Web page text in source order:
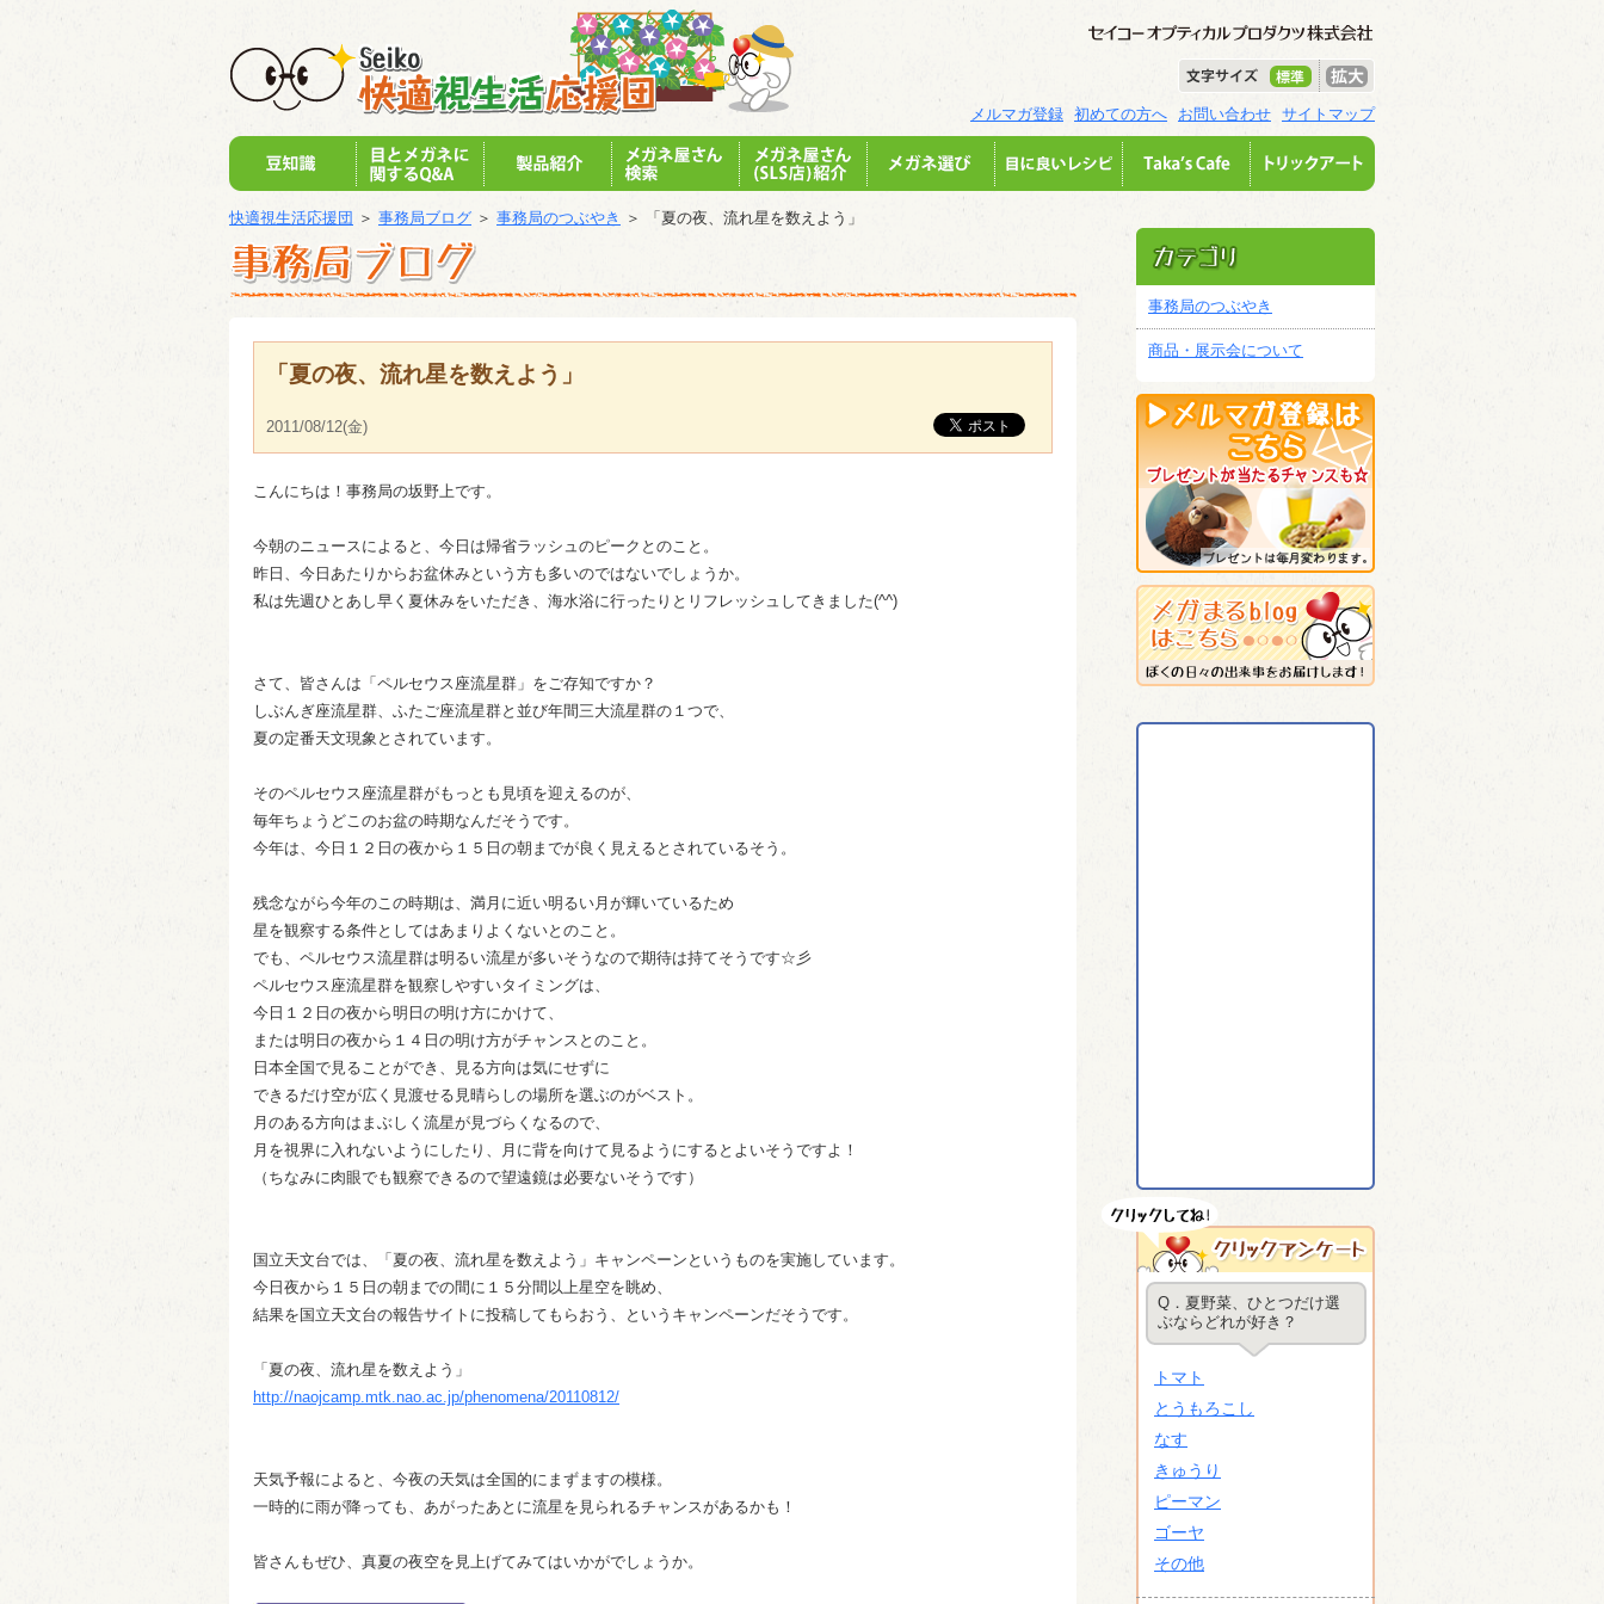
メルマガ登録 初めての方へ お問い合わせ サイトマップ
快適視生活応援団 ＞ 事務局ブログ ＞ 事務局のつぶやき ＞ 「夏の夜、流れ星を数えよう」
「夏の夜、流れ星を数えよう」
2011/08/12(金)
こんにちは！事務局の坂野上です。
今朝のニュースによると、今日は帰省ラッシュのピークとのこと。
昨日、今日あたりからお盆休みという方も多いのではないでしょうか。
私は先週ひとあし早く夏休みをいただき、海水浴に行ったりとリフレッシュしてきました(^^)
さて、皆さんは「ペルセウス座流星群」をご存知ですか？
しぶんぎ座流星群、ふたご座流星群と並び年間三大流星群の１つで、
夏の定番天文現象とされています。
そのペルセウス座流星群がもっとも見頃を迎えるのが、
毎年ちょうどこのお盆の時期なんだそうです。
今年は、今日１２日の夜から１５日の朝までが良く見えるとされているそう。
残念ながら今年のこの時期は、満月に近い明るい月が輝いているため
星を観察する条件としてはあまりよくないとのこと。
でも、ペルセウス流星群は明るい流星が多いそうなので期待は持てそうです☆彡
ペルセウス座流星群を観察しやすいタイミングは、
今日１２日の夜から明日の明け方にかけて、
または明日の夜から１４日の明け方がチャンスとのこと。
日本全国で見ることができ、見る方向は気にせずに
できるだけ空が広く見渡せる見晴らしの場所を選ぶのがベスト。
月のある方向はまぶしく流星が見づらくなるので、
月を視界に入れないようにしたり、月に背を向けて見るようにするとよいそうですよ！
（ちなみに肉眼でも観察できるので望遠鏡は必要ないそうです）
国立天文台では、「夏の夜、流れ星を数えよう」キャンペーンというものを実施しています。
今日夜から１５日の朝までの間に１５分間以上星空を眺め、
結果を国立天文台の報告サイトに投稿してもらおう、というキャンペーンだそうです。
「夏の夜、流れ星を数えよう」
http://naojcamp.mtk.nao.ac.jp/phenomena/20110812/
天気予報によると、今夜の天気は全国的にまずますの模様。
一時的に雨が降っても、あがったあとに流星を見られるチャンスがあるかも！
皆さんもぜひ、真夏の夜空を見上げてみてはいかがでしょうか。
事務局のつぶやき
商品・展示会について
Q．夏野菜、ひとつだけ選
ぶならどれが好き？
トマト
とうもろこし
なす
きゅうり
ピーマン
ゴーヤ
その他